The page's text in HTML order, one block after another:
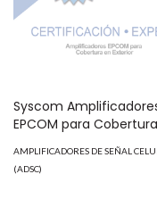
Syscom
EPCOM para
Exterior MOD: EXPERT-
AMPEXT-ON
AMPLIFICADORES DE SEÑAL
(ADSC)